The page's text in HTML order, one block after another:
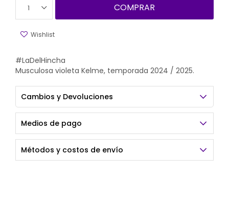
1 COMPRAR
#LaDelHincha
Musculosa violeta Kelme, temporada 2024 / 2025.
Cambios y Devoluciones
Medios de pago
Métodos y costos de envío